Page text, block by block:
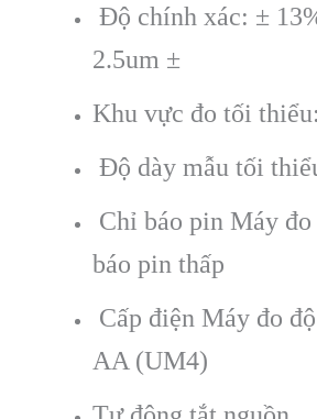
Độ chính xác: ±
2.5um ±
Khu vực đo tối
Độ dày mẫu tối
Chỉ báo pin Máy
báo pin thấp
Cấp điện Máy đo
AA (UM4)